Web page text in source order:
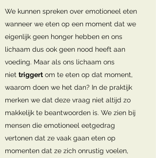
We kunnen spreken over emotioneel eten
wanneer we eten op een moment dat we
eigenlijk geen honger hebben en ons
lichaam dus ook geen nood heeft aan
voeding. Maar als ons lichaam ons
niet triggert om te eten op dat moment,
waarom doen we het dan? In de praktijk
merken we dat deze vraag niet altijd zo
makkelijk te beantwoorden is. We zien bij
mensen die emotioneel eetgedrag
vertonen dat ze vaak gaan eten op
momenten dat ze zich onrustig voelen,